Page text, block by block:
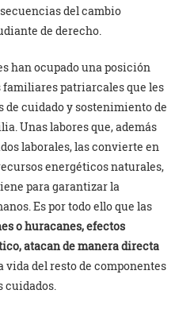
del cambio
de derecho.
han ocupado una posición
patriarcales que les
de cuidado y sostenimiento de
Unas labores que, además
laborales, las convierte en
energéticos naturales,
para garantizar la
Es por todo ello que las
o huracanes, efectos
atacan de manera directa
vida del resto de componentes
cuidados.